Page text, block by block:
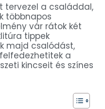
tervezel a családdal,
többnapos
vár rátok két
tippek
majd csalódást,
a
kincseit és színes